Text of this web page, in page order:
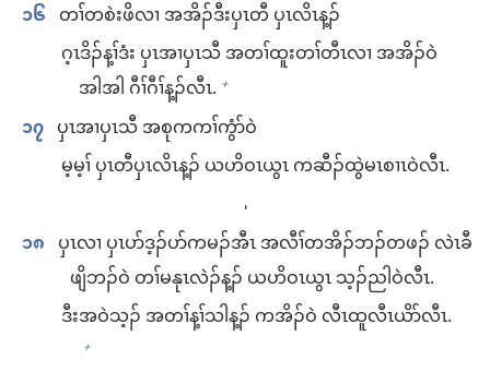
၁၆ တၢ်​တစဲးဖိ​လၢ အ​အိၣ်ဒီး​ပှၤတီ​ ပှၤလိၤ​န့ၣ်
ဂ့ၤဒိၣ်​န့ၢ်ဒံး ပှၤအၢ​ပှၤသီ အ​တၢ်ထူး​တၢ်တီၤ​လၢ အ​အိၣ်ဝဲ
အါအါ ​ဂီၢ်​ဂီၢ်​န့ၣ်​လီၤ. +
၁၇ ပှၤအၢ​ပှၤသီ အ​စု​က​ကၢ်​ကွံာ်ဝဲ
မ့မ့ၢ် ပှၤတီ​ပှၤလိၤ​န့ၣ်​ ယဟိဝၤ​ယွၤ က​ဆီၣ်ထွဲ​မၤစၢၤ​ဝဲ​လီၤ.
י
၁၈ ပှၤလၢ ပှၤ​ပာ်ဒ့ၣ်​ပာ်​ကမၣ်​အီၤ အလီၢ်​တအိၣ်​ဘၣ်​တဖၣ်​ လဲၤ​ခီ
ဖျိ​ဘၣ်​ဝဲ တၢ်မနုၤ​လဲၣ်န့ၣ်​ ယဟိဝၤ​ယွၤ သ့ၣ်ညါ​ဝဲ​လီၤ.
ဒီး​အဝဲသ့ၣ်​ အ​တၢ်​န့ၢ်သါ​န့ၣ်​ က​အိၣ်ဝဲ လီၤထူ​လီၤယိာ်​လီၤ.
+